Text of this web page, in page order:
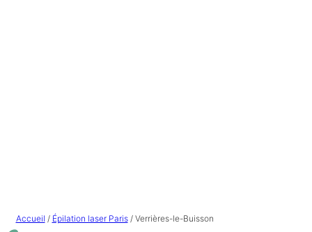
Accueil / Épilation laser Paris/ Verrières-le-Buisson